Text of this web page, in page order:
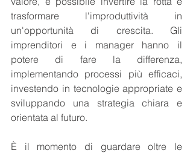
trasformare l'improduttività in
un'opportunità di crescita. Gli
imprenditori e i manager hanno il
potere di fare la differenza,
implementando processi più efficaci,
investendo in tecnologie appropriate e
sviluppando una strategia chiara e
orientata al futuro.
È il momento di guardare oltre le